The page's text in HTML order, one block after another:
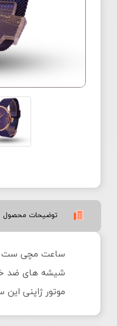
توضیحات محصول
ساعت مچی ست
شیشه های ضد
موتور ژاپنی